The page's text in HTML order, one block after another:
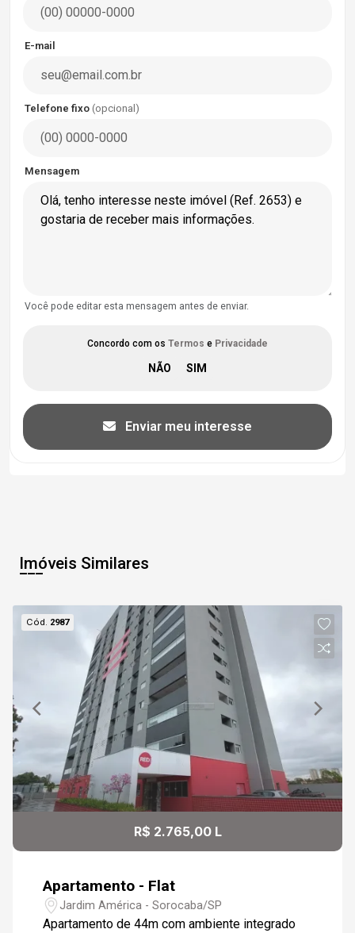
E-mail
Telefone fixo (opcional)
Mensagem
Você pode editar esta mensagem antes de enviar.
Concordo com os Termos e Privacidade
Enviar meu interesse
Imóveis Similares
Cód. 2987
R$ 2.765,00 L
Apartamento - Flat
Jardim América - Sorocaba/SP
Apartamento de 44m com ambiente integrado